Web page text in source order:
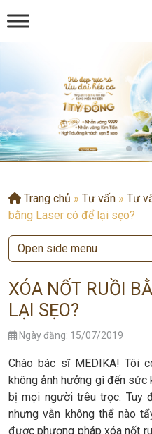
Trang chủ » Tư vấn » Tư
bằng Laser có để lại sẹo?
XÓA NỐT RUỒI
LẠI SẸO?
Ngày đăng: 15/07/2019
Chào bác sĩ MEDIKA! Tôi
không ảnh hưởng gì đến
bị mọi người trêu trọc. Tuy
nhưng vẫn không thể nào
được phương pháp xóa nốt
Open side menu